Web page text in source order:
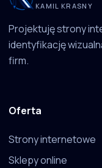
KAMIL KRASNY
Projektuję strony
identyfikację
firm.
Oferta
Strony internetowe
Sklepy online